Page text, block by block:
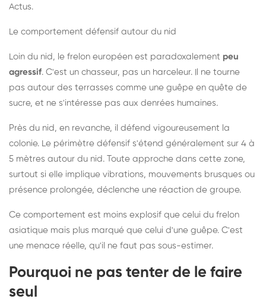
Actus.
Le comportement défensif autour du nid
Loin du nid, le frelon européen est paradoxalement peu
agressif. C'est un chasseur, pas un harceleur. Il ne tourne
pas autour des terrasses comme une guêpe en quête de
sucre, et ne s'intéresse pas aux denrées humaines.
Près du nid, en revanche, il défend vigoureusement la
colonie. Le périmètre défensif s'étend généralement sur 4 à
5 mètres autour du nid. Toute approche dans cette zone,
surtout si elle implique vibrations, mouvements brusques ou
présence prolongée, déclenche une réaction de groupe.
Ce comportement est moins explosif que celui du frelon
asiatique mais plus marqué que celui d'une guêpe. C'est
une menace réelle, qu'il ne faut pas sous-estimer.
Pourquoi ne pas tenter de le faire
seul